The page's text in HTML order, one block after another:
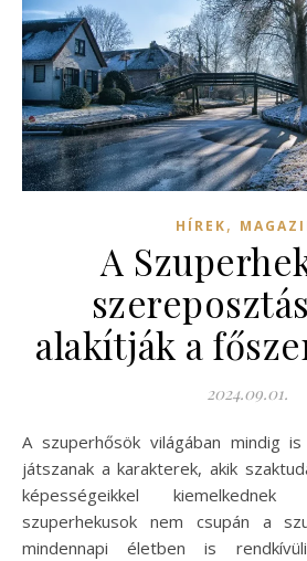
HÍREK,
A
alakítják a
2024.09.01.
A szuperhősök világában mindig is különleges szerepet
játszanak a karakterek, akik
képességeikkel
szuperhekusok nem csupán a
mindennapi életben is